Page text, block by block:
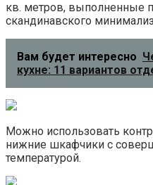
кв. метров, выполненные
скандинавского
Вам будет интересно
кухне: 11 вариантов
Можно использовать
нижние шкафчики с
температурой.